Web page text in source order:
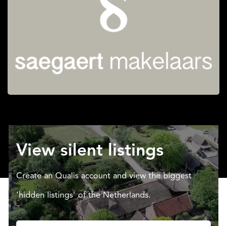
View silent listings
Create an Qualis account and view the biggest
'hidden listings' of the Netherlands.